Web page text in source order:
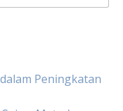
Peningkatan